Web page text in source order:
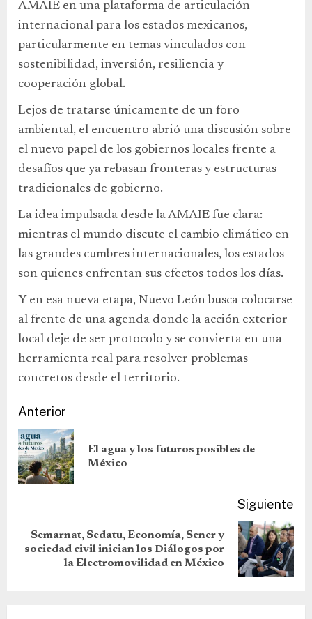
AMAIE en una plataforma de articulación
internacional para los estados mexicanos,
particularmente en temas vinculados con
sostenibilidad, inversión, resiliencia y
cooperación global.
Lejos de tratarse únicamente de un foro
ambiental, el encuentro abrió una discusión sobre
el nuevo papel de los gobiernos locales frente a
desafíos que ya rebasan fronteras y estructuras
tradicionales de gobierno.
La idea impulsada desde la AMAIE fue clara:
mientras el mundo discute el cambio climático en
las grandes cumbres internacionales, los estados
son quienes enfrentan sus efectos todos los días.
Y en esa nueva etapa, Nuevo León busca colocarse
al frente de una agenda donde la acción exterior
local deje de ser protocolo y se convierta en una
herramienta real para resolver problemas
concretos desde el territorio.
Anterior
El agua y los futuros posibles de
México
Siguiente
Semarnat, Sedatu, Economía, Sener y
sociedad civil inician los Diálogos por
la Electromovilidad en México